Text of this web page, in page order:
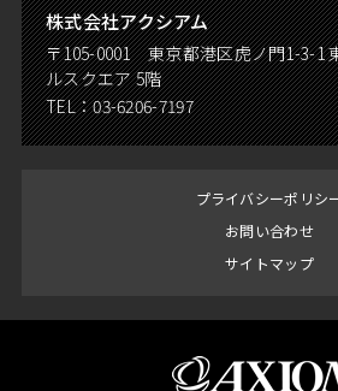
株式会社アクシアム
〒105-0001 東京都港区虎ノ門1-3-1
ルスクエア 5階
TEL：03-6206-7197
プライバシーポリシ
お問い合わせ
サイトマップ